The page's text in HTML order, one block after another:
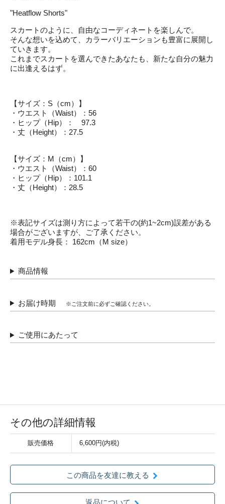
"Heatflow Shorts"
スカートのように、自由なコーディネートを楽しんで。
そんな想いを込めて、カラーバリエーションも豊富に展開し
ていきます。
これまでスカートを選んできたあなたも、新たな自分の魅力
に出逢えるはず。
【サイズ：S（cm）】
・ウエスト（Waist）：56
・ヒップ（Hip）： 97.3
・丈（Height）：27.5
【サイズ：M（cm）】
・ウエスト（Waist）：60
・ヒップ（Hip）：101.1
・丈（Height）：28.5
※表記サイズは測り方によって若干の(約1~2cm)誤差がある
場合がございますが、ご了承ください。
着用モデル身長： 162cm（M size）
商品情報
お届け時期 ※ご注文前に必ずご確認ください。
ご使用にあたって
その他の詳細情報
販売価格 6,600円(内税)
この商品を友達に教える